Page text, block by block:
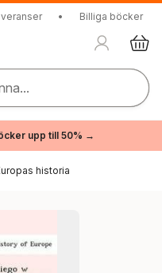
• Billiga böcker
upp till 50% →
historia